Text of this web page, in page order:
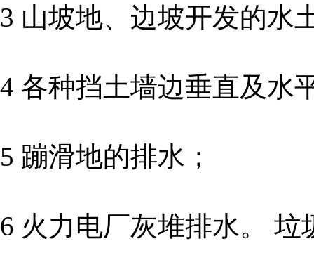
3 山坡地、边坡开发的水
4 各种挡土墙边垂直及水
5 蹦滑地的排水；
6 火力电厂灰堆排水。 垃